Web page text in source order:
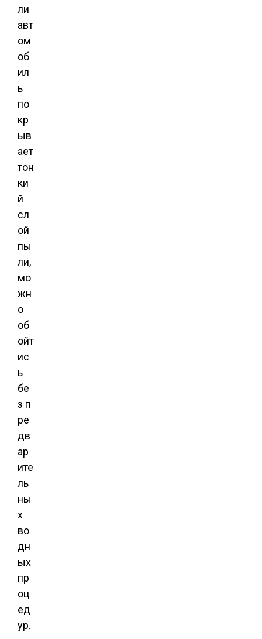
ли
авт
ом
об
ил
ь
по
кр
ыв
ает
тон
ки
й
сл
ой
пы
ли,
мо
жн
о
об
ойт
ис
ь
бе
з п
ре
дв
ар
ите
ль
ны
х
во
дн
ых
пр
оц
ед
ур.